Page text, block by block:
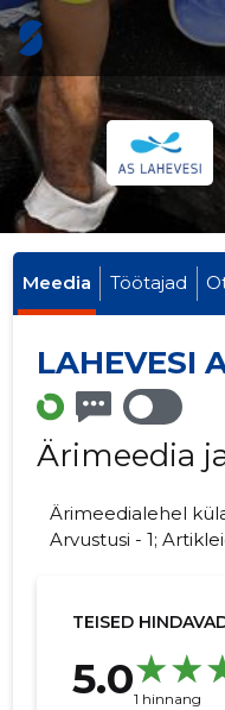
Meedia Töötajad
LAHEVESI
Ärimeedia
Ärimeedialehel
Arvustusi - 1; Artikleid 30+
TEISED
5.01 hinnang